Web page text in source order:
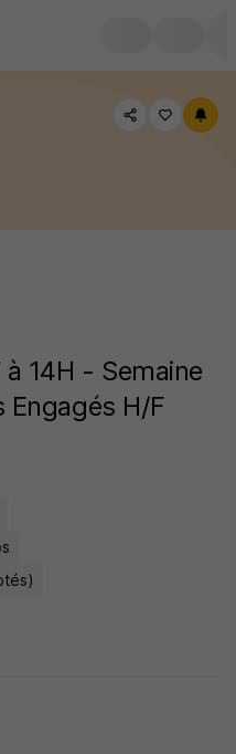
14H - Semaine
H/F